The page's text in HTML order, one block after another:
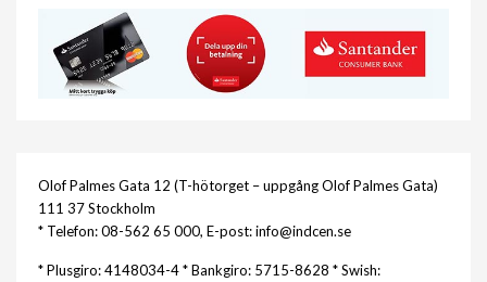
Olof Palmes Gata 12 (T-hötorget – uppgång Olof Palmes Gata)
111 37 Stockholm
* Telefon: 08-562 65 000, E-post: info@indcen.se
* Plusgiro: 4148034-4 * Bankgiro: 5715-8628 * Swish: